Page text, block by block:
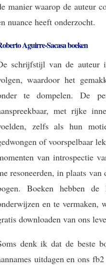
manier waarop de auteur
nuance heeft onderzocht.
Aguirre-Sacasa boeken
schrijfstijl van de auteur
waardoor het
te dompelen. De
met rijke
zelfs als hun
of voorspelbaar
van introspectie
resoneerden, in plaats van
Boeken hebben
en te vermaken,
downloaden van ons
denk ik dat de beste
uitdagen en ons